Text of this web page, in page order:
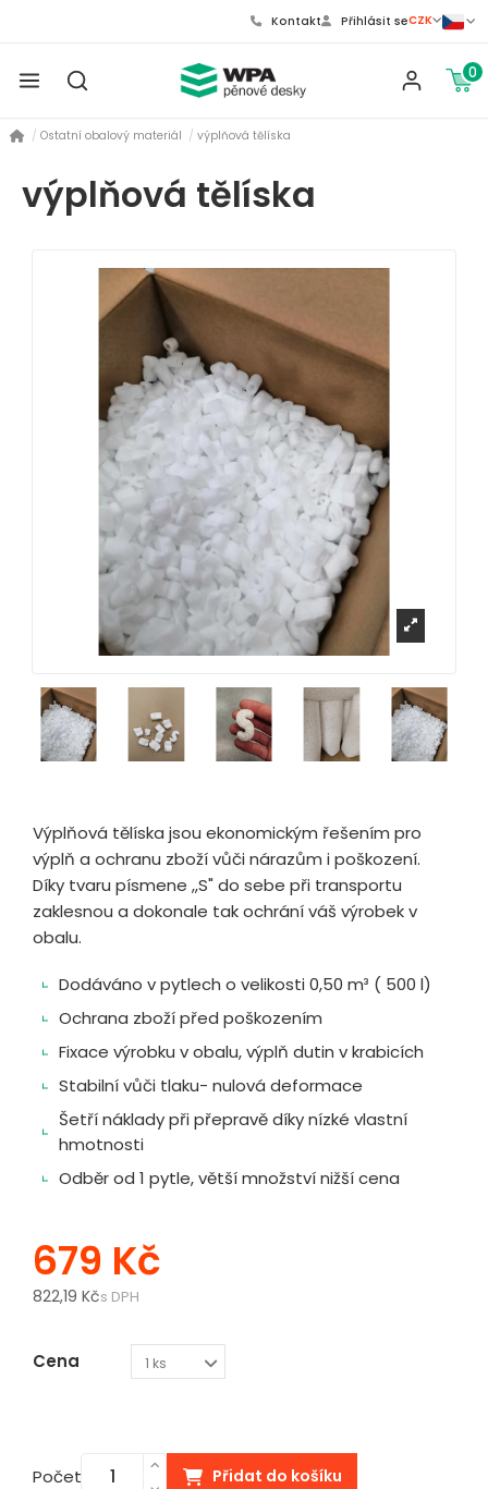
CZK
Kontakt Přihlásit se
0
Ostatní obalový materiál výplňová tělíska
výplňová tělíska
Výplňová tělíska jsou ekonomickým řešením pro
výplň a ochranu zboží vůči nárazům i poškození.
Díky tvaru písmene ,,S" do sebe při transportu
zaklesnou a dokonale tak ochrání váš výrobek v
obalu.
Dodáváno v pytlech o velikosti 0,50 m³ ( 500 l)
Ochrana zboží před poškozením
Fixace výrobku v obalu, výplň dutin v krabicích
Stabilní vůči tlaku- nulová deformace
Šetří náklady při přepravě díky nízké vlastní
hmotnosti
Odběr od 1 pytle, větší množství nižší cena
Cena
679 Kč
822,19 Kčs DPH
Počet Přidat do košíku